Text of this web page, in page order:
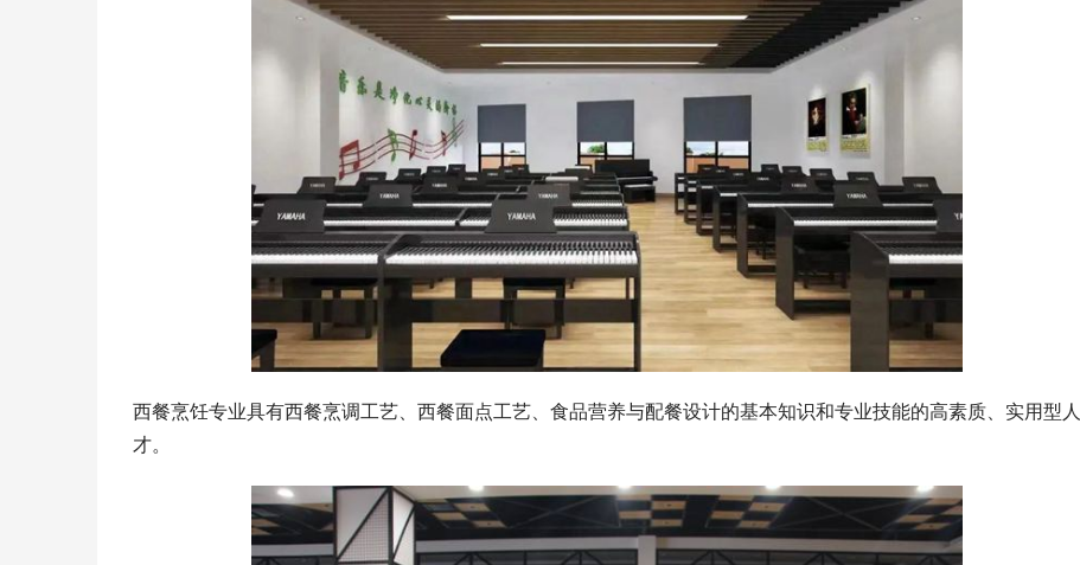
西餐烹饪专业具有西餐烹调工艺、西餐面点工艺、食品营养与配餐设计的基本知识和专业技能的高素质、实用型人
才。